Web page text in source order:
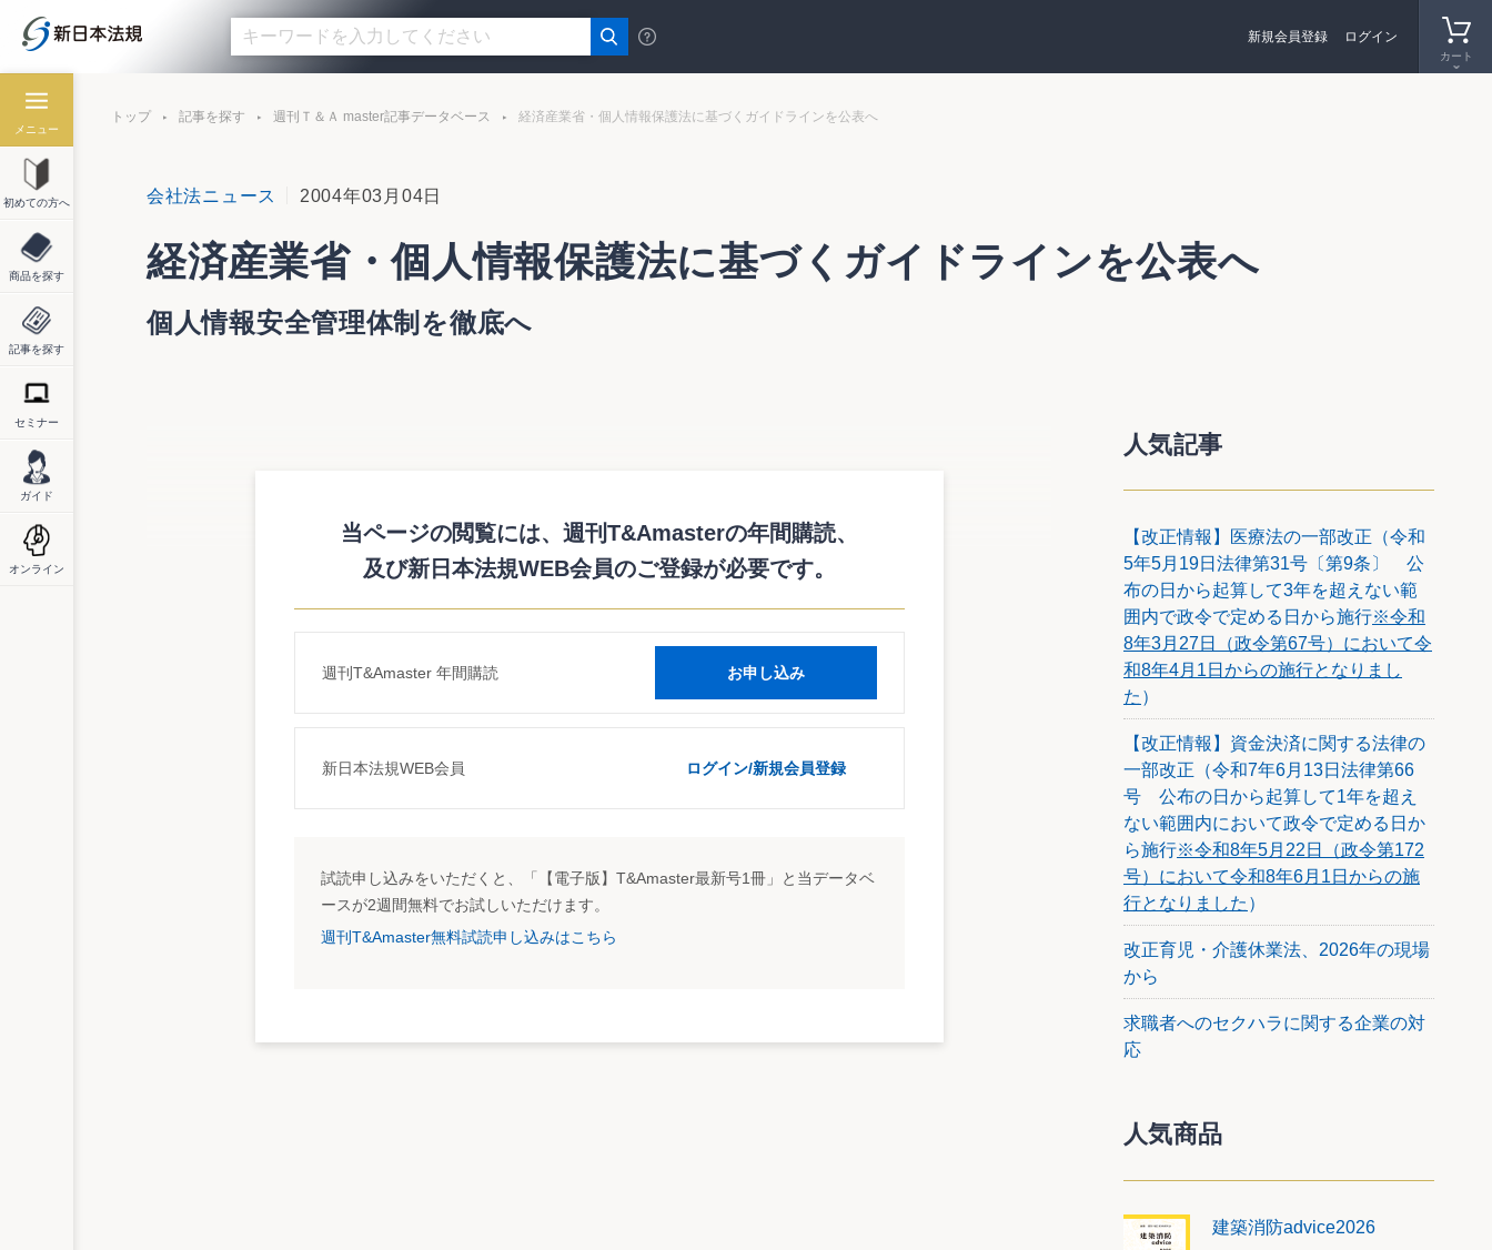
カート
新規会員登録 ログイン
メニュー
初めての方へ
商品を探す
記事を探す
セミナー
ガイド
オンライン
トップ 記事を探す 週刊Ｔ＆Ａ master記事データベース 経済産業省・個人情報保護法に基づくガイドラインを公表へ
会社法ニュース 2004年03月04日
経済産業省・個人情報保護法に基づくガイドラインを公表へ
個人情報安全管理体制を徹底へ
る法律に基づく経済産業省ガイドライン」を作成し、４月を目処にガイドラインを公表するとしている。
当ページの閲覧には、週刊T&Amasterの年間購読、
及び新日本法規WEB会員のご登録が必要です。
週刊T&Amaster 年間購読 お申し込み
新日本法規WEB会員 ログイン/新規会員登録
試読申し込みをいただくと、「【電子版】T&Amaster最新号1冊」と当データベ
ースが2週間無料でお試しいただけます。
週刊T&Amaster無料試読申し込みはこちら
人気記事
【改正情報】医療法の一部改正（令和
5年5月19日法律第31号〔第9条〕 公
布の日から起算して3年を超えない範
囲内で政令で定める日から施行※令和
8年3月27日（政令第67号）において令
和8年4月1日からの施行となりまし
た ）
【改正情報】資金決済に関する法律の
一部改正（令和7年6月13日法律第66
号 公布の日から起算して1年を超え
ない範囲内において政令で定める日か
ら施行※令和8年5月22日（政令第172
号）において令和8年6月1日からの施
行となりました ）
改正育児・介護休業法、2026年の現場
から
求職者へのセクハラに関する企業の対
応
人気商品
建築消防advice2026